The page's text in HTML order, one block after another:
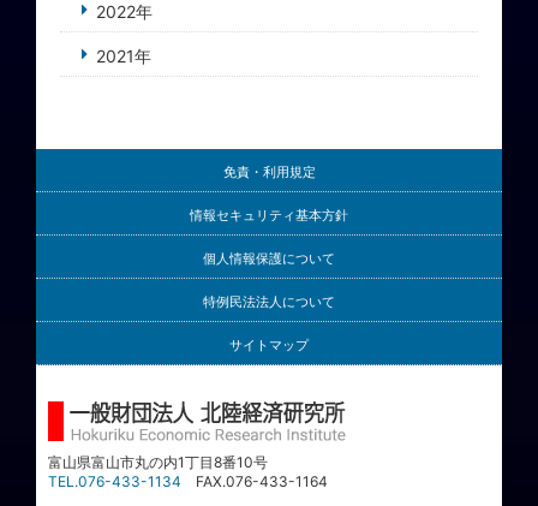
2022年
2021年
免責・利用規定
情報セキュリティ基本方針
個人情報保護について
特例民法法人について
サイトマップ
富山県富山市丸の内1丁目8番10号
TEL.076-433-1134 FAX.076-433-1164